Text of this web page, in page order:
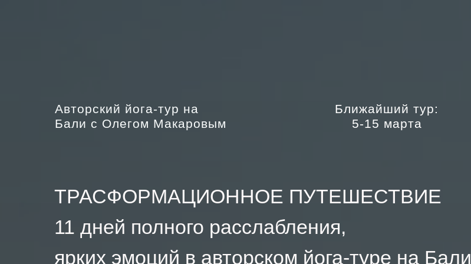
Авторский йога-тур на
Бали с Олегом Макаровым
Ближайший тур:
5-15 марта
ТРАСФОРМАЦИОННОЕ ПУТЕШЕСТВИЕ
11 дней полного расслабления,
ярких эмоций в авторском йога-туре на Бали